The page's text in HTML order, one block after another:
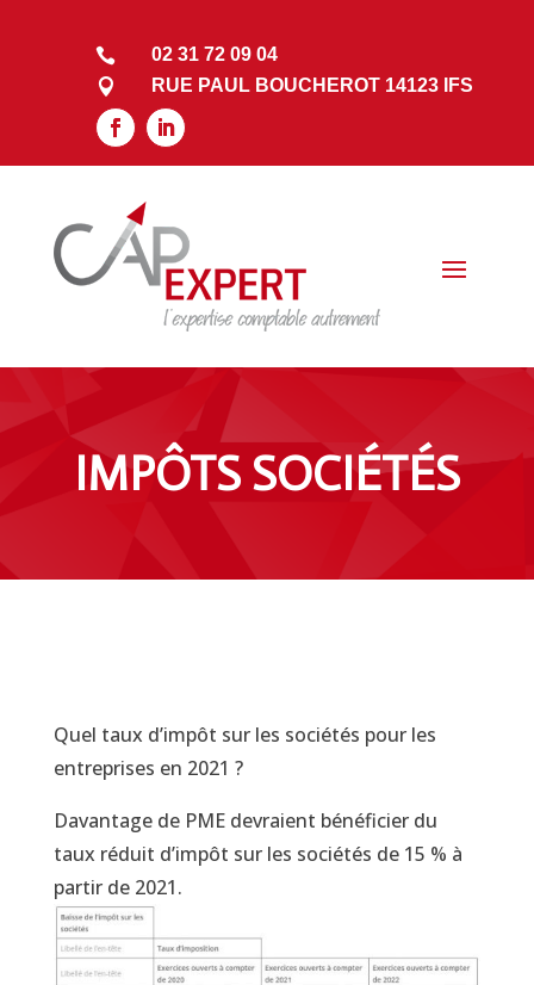

02 31 72 09 04

RUE PAUL BOUCHEROT 14123 IFS
IMPÔTS SOCIÉTÉS
Quel taux d’impôt sur les sociétés pour les
entreprises en 2021 ?
Davantage de PME devraient bénéficier du
taux réduit d’impôt sur les sociétés de 15 % à
partir de 2021.